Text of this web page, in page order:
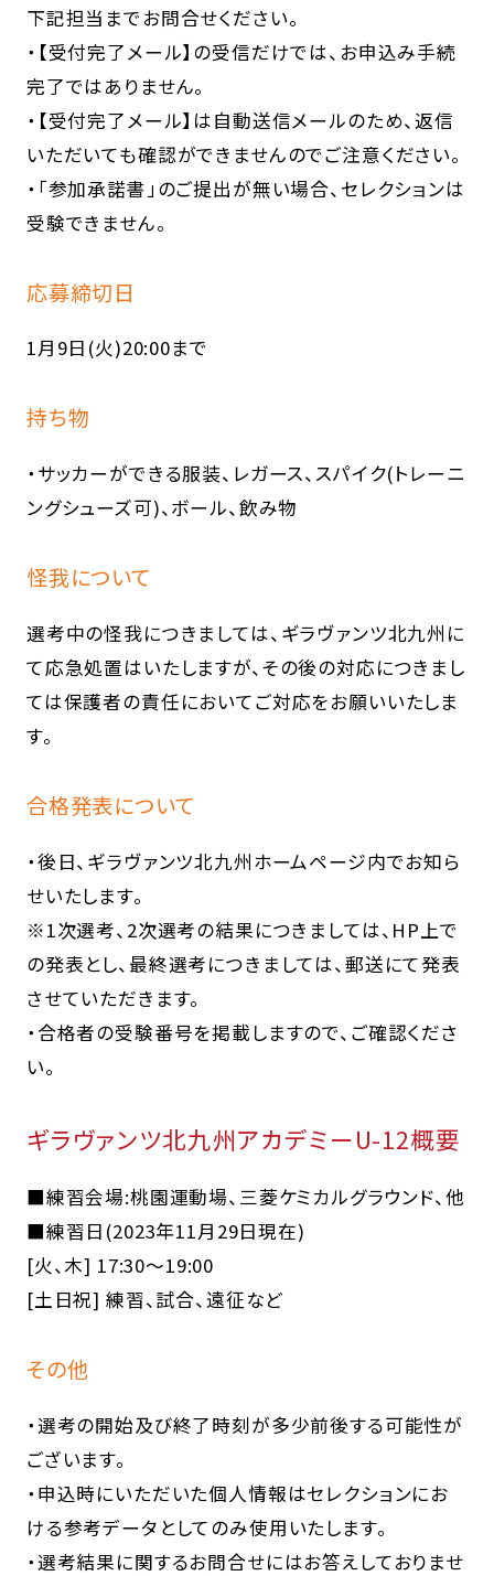
下記担当までお問合せください。
・【受付完了メール】の受信だけでは、お申込み手続
完了ではありません。
・【受付完了メール】は自動送信メールのため、返信
いただいても確認ができませんのでご注意ください。
・「参加承諾書」のご提出が無い場合、セレクションは
受験できません。
応募締切日
1月9日(火)20:00まで
持ち物
・サッカーができる服装、レガース、スパイク(トレーニ
ングシューズ可)、ボール、飲み物
怪我について
選考中の怪我につきましては、ギラヴァンツ北九州に
て応急処置はいたしますが、その後の対応につきまし
ては保護者の責任においてご対応をお願いいたしま
す。
合格発表について
・後日、ギラヴァンツ北九州ホームページ内でお知ら
せいたします。
※1次選考、2次選考の結果につきましては、HP上で
の発表とし、最終選考につきましては、郵送にて発表
させていただきます。
・合格者の受験番号を掲載しますので、ご確認くださ
い。
ギラヴァンツ北九州アカデミーU-12概要
■練習会場:桃園運動場、三菱ケミカルグラウンド、他
■練習日(2023年11月29日現在)
[火、木] 17:30～19:00
[土日祝] 練習、試合、遠征など
その他
・選考の開始及び終了時刻が多少前後する可能性が
ございます。
・申込時にいただいた個人情報はセレクションにお
ける参考データとしてのみ使用いたします。
・選考結果に関するお問合せにはお答えしておりませ